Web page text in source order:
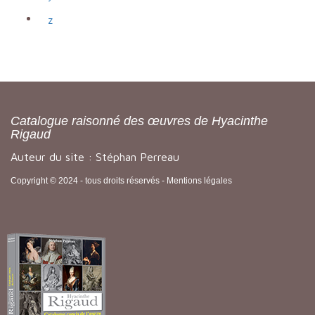
z
Catalogue raisonné des œuvres de Hyacinthe
Rigaud
Auteur du site : Stéphan Perreau
Copyright © 2024 - tous droits réservés - Mentions légales